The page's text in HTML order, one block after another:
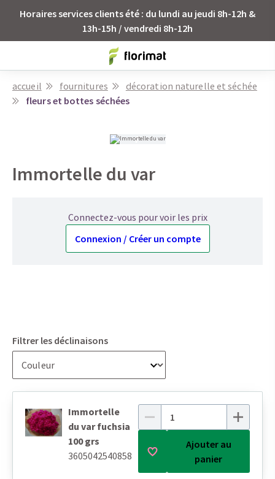
Horaires services clients été : du lundi au jeudi 8h-12h &
13h-15h / vendredi 8h-12h
accueil fournitures
décoration naturelle et séchée
fleurs et bottes séchées
Immortelle du var
Connectez-vous pour voir les prix
Connexion / Créer un compte
Filtrer les déclinaisons
Immortelle
du var fuchsia
100 grs
3605042540858
Ajouter au
panier